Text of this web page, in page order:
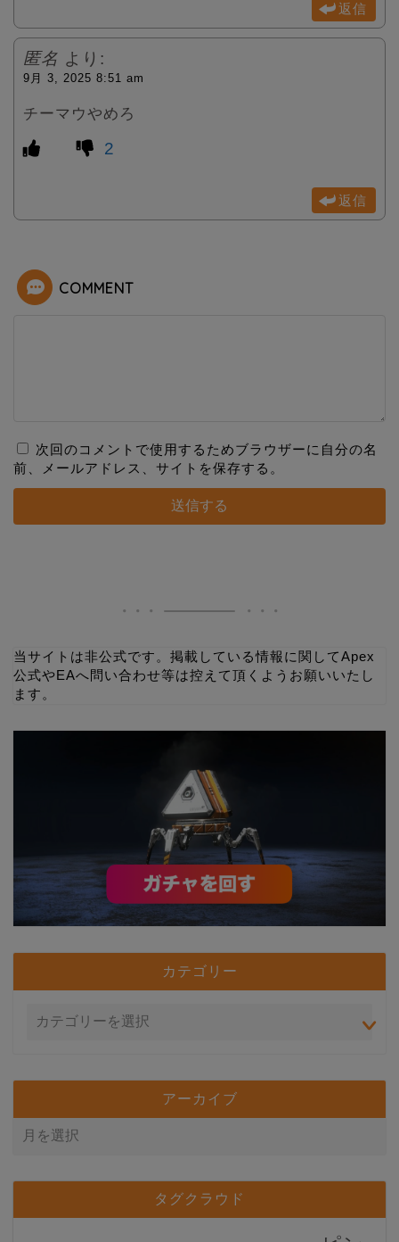
返信
匿名 より:
9月 3, 2025 8:51 am
チーマウやめろ
2
返信
COMMENT
次回のコメントで使用するためブラウザーに自分の名
前、メールアドレス、サイトを保存する。
当サイトは非公式です。掲載している情報に関してApex
公式やEAへ問い合わせ等は控えて頂くようお願いいたし
ます。
カテゴリー
アーカイブ
タグクラウド